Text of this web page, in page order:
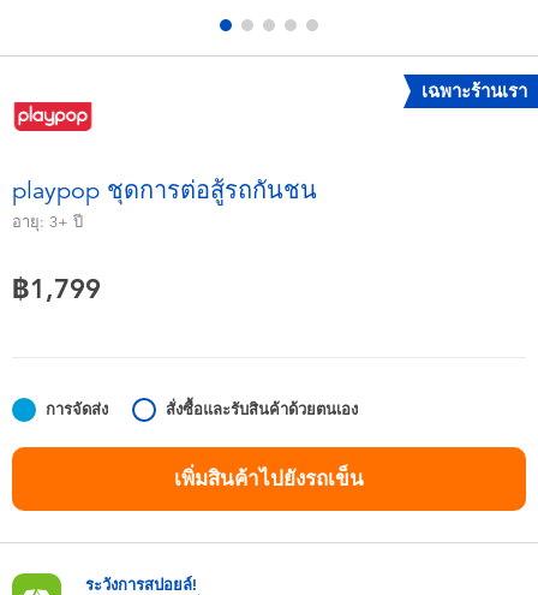
กิจกรรมกลางแจ้งและกีฬา
ของเล่นนุ่มนิ่ม
ไอเทมฤดูร้อน
แบตเตอรี่
Nintendo Switch
เฉพาะร้านเรา
playpop ชุดการต่อสู้รถกันชน
อายุ: 3+ ปี
฿1,799
การจัดส่ง สั่งซื้อและรับสินค้าด้วยตนเอง
เพิ่มสินค้าไปยังรถเข็น
ระวังการสปอยล์!